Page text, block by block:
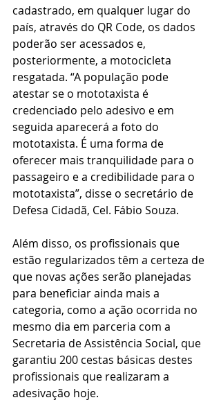
cadastrado, em qualquer lugar do
país, através do QR Code, os dados
poderão ser acessados e,
posteriormente, a motocicleta
resgatada. “A população pode
atestar se o mototaxista é
credenciado pelo adesivo e em
seguida aparecerá a foto do
mototaxista. É uma forma de
oferecer mais tranquilidade para o
passageiro e a credibilidade para o
mototaxista”, disse o secretário de
Defesa Cidadã, Cel. Fábio Souza.
Além disso, os profissionais que
estão regularizados têm a certeza de
que novas ações serão planejadas
para beneficiar ainda mais a
categoria, como a ação ocorrida no
mesmo dia em parceria com a
Secretaria de Assistência Social, que
garantiu 200 cestas básicas destes
profissionais que realizaram a
adesivação hoje.